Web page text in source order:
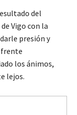
del
Vigo con la
presión y
frente
los ánimos,
lejos.